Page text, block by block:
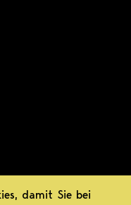
damit Sie bei